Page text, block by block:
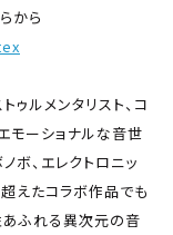
らから
ゥルメンタリスト、コ
モーショナルな音世
、エレクトロニッ
超えたコラボ作品でも
あふれる異次元の音